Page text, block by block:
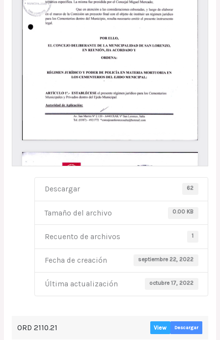
Descargar 62
Tamaño del archivo 0.00 KB
Recuento de archivos 1
Fecha de creación septiembre 22, 2022
Última actualización octubre 17, 2022
ORD 2110.21 View Descargar